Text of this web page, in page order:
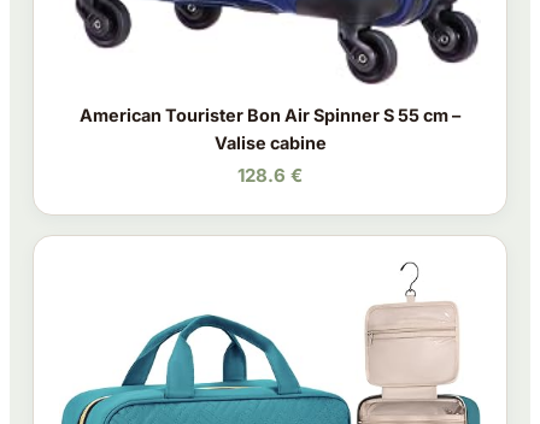
American Tourister Bon Air Spinner S 55 cm –
Valise cabine
128.6 €